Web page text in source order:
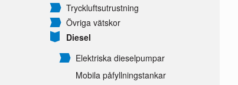
Tryckluftsutrustning
Övriga vätskor
Diesel
Elektriska dieselpumpar
Mobila påfyllningstankar